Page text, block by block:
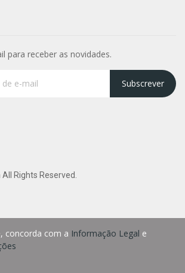
para receber as novidades.
Subscrever
Rights Reserved.
concorda com a Informação Legal e